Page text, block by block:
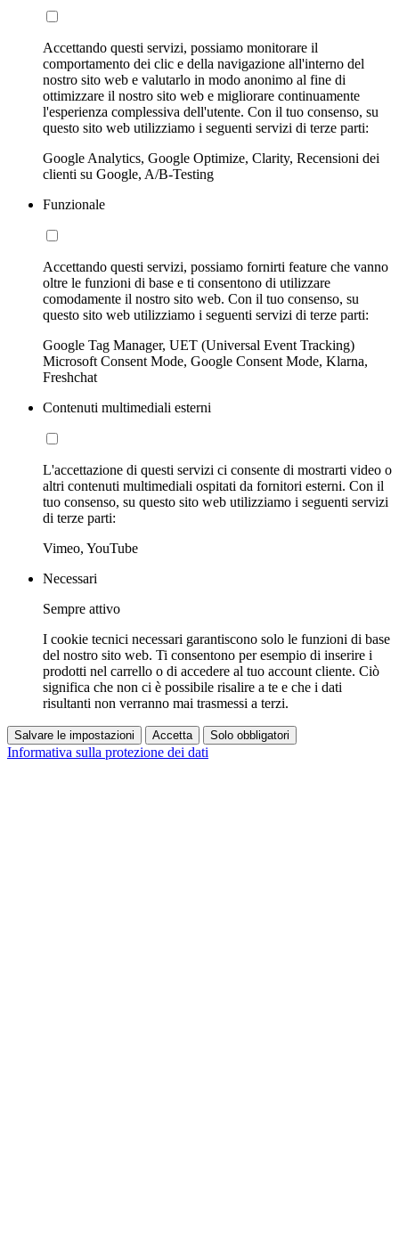
Accettando questi servizi, possiamo monitorare il
comportamento dei clic e della navigazione all'interno del
nostro sito web e valutarlo in modo anonimo al fine di
ottimizzare il nostro sito web e migliorare continuamente
l'esperienza complessiva dell'utente. Con il tuo consenso, su
questo sito web utilizziamo i seguenti servizi di terze parti:
Google Analytics, Google Optimize, Clarity, Recensioni dei
clienti su Google, A/B-Testing
Funzionale
Accettando questi servizi, possiamo fornirti feature che vanno
oltre le funzioni di base e ti consentono di utilizzare
comodamente il nostro sito web. Con il tuo consenso, su
questo sito web utilizziamo i seguenti servizi di terze parti:
Google Tag Manager, UET (Universal Event Tracking)
Microsoft Consent Mode, Google Consent Mode, Klarna,
Freshchat
Contenuti multimediali esterni
L'accettazione di questi servizi ci consente di mostrarti video o
altri contenuti multimediali ospitati da fornitori esterni. Con il
tuo consenso, su questo sito web utilizziamo i seguenti servizi
di terze parti:
Vimeo, YouTube
Necessari
Sempre attivo
I cookie tecnici necessari garantiscono solo le funzioni di base
del nostro sito web. Ti consentono per esempio di inserire i
prodotti nel carrello o di accedere al tuo account cliente. Ciò
significa che non ci è possibile risalire a te e che i dati
risultanti non verranno mai trasmessi a terzi.
Salvare le impostazioni Accetta Solo obbligatori
Informativa sulla protezione dei dati